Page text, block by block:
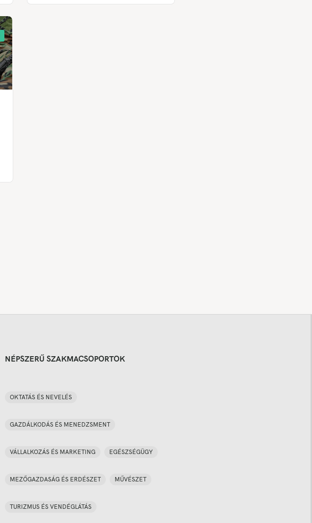
NÉPSZERŰ SZAKMACSOPORTOK
OKTATÁS ÉS NEVELÉS
GAZDÁLKODÁS ÉS MENEDZSMENT
VÁLLALKOZÁS ÉS MARKETING EGÉSZSÉGÜGY
MEZŐGAZDASÁG ÉS ERDÉSZET MŰVÉSZET
TURIZMUS ÉS VENDÉGLÁTÁS